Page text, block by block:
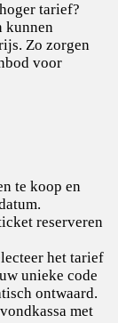
tarief?
kunnen
Zo zorgen
voor
te koop en
reserveren
het tarief
unieke code
ontwaard.
met